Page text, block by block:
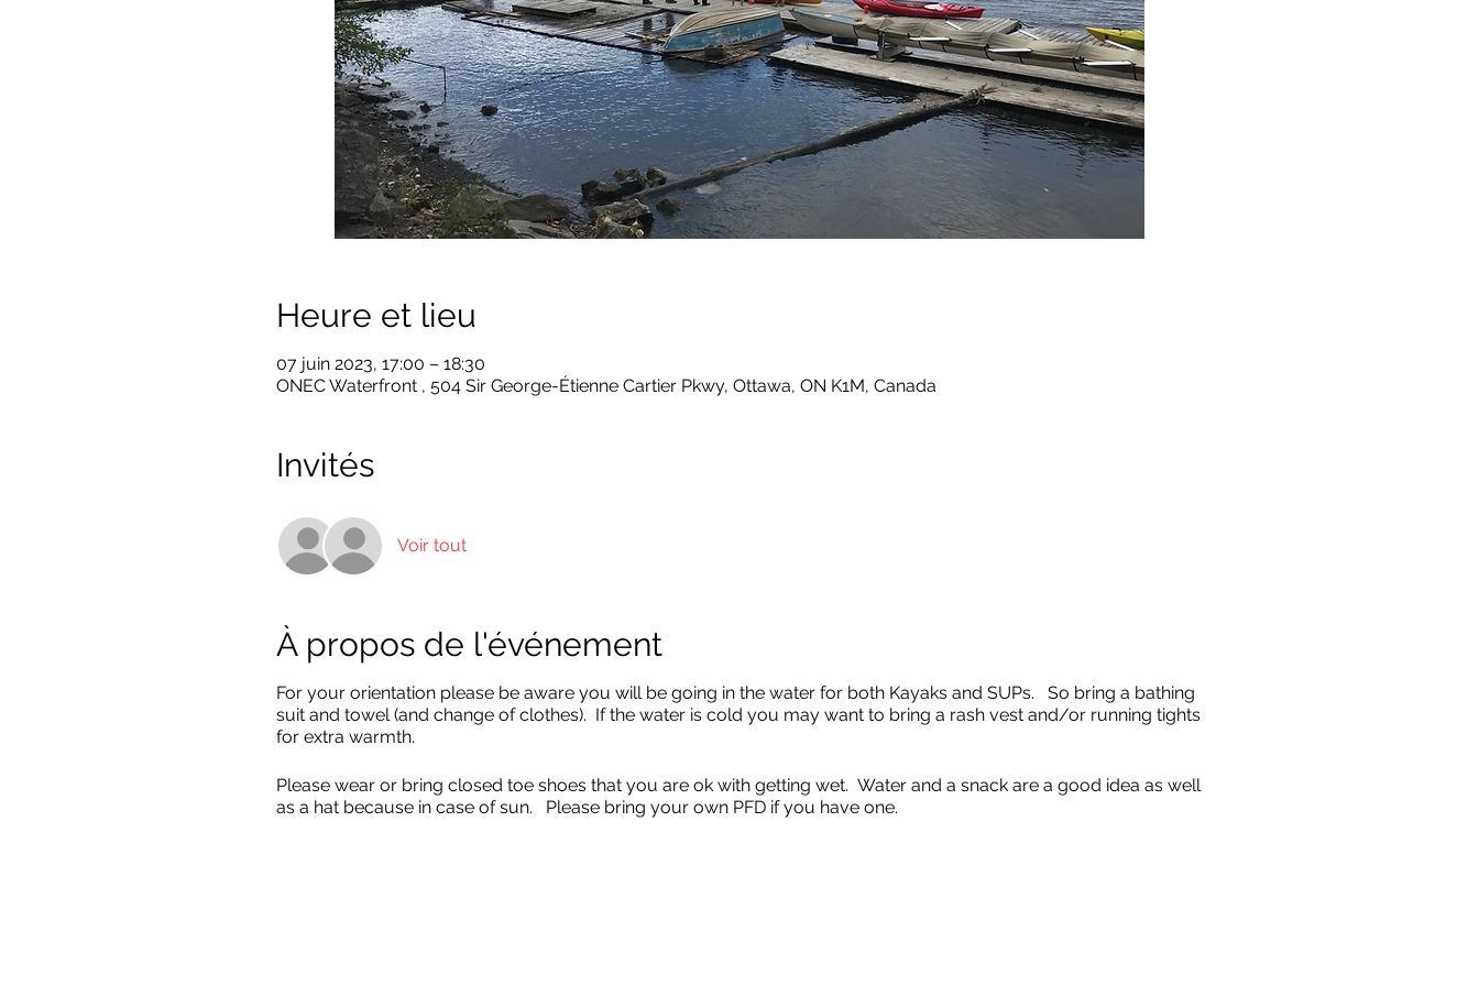
Heure et lieu
07 juin 2023, 17:00 – 18:30
ONEC Waterfront , 504 Sir George-Étienne Cartier Pkwy, Ottawa, ON K1M, Canada
Invités
Voir tout
À propos de l'événement
For your orientation please be aware you will be going in the water for both Kayaks and SUPs. So bring a bathing
suit and towel (and change of clothes). If the water is cold you may want to bring a rash vest and/or running tights
for extra warmth.
Please wear or bring closed toe shoes that you are ok with getting wet. Water and a snack are a good idea as well
as a hat because in case of sun. Please bring your own PFD if you have one.